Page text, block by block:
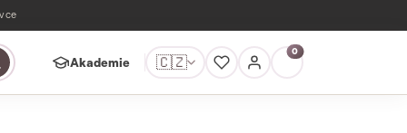
Akademie 🇨🇿
0